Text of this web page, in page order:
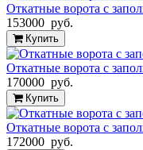
Откатные ворота с
153000 руб.
Купить
Откатные ворота с
170000 руб.
Купить
Откатные ворота с
172000 руб.